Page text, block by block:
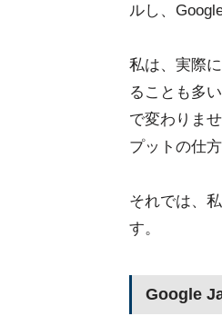
ルし、
私は、実際
ることも多
で変わりま
プットの仕
それでは、
す。
Google